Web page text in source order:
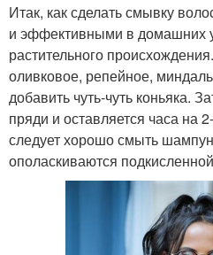
Итак, как сделать смывку
и эффективными в домашних
растительного
оливковое, репейное,
добавить чуть-чуть коньяка.
пряди и оставляется часа на
следует хорошо смыть
ополаскиваются